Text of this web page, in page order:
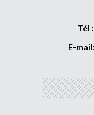
Tél
E-mail: